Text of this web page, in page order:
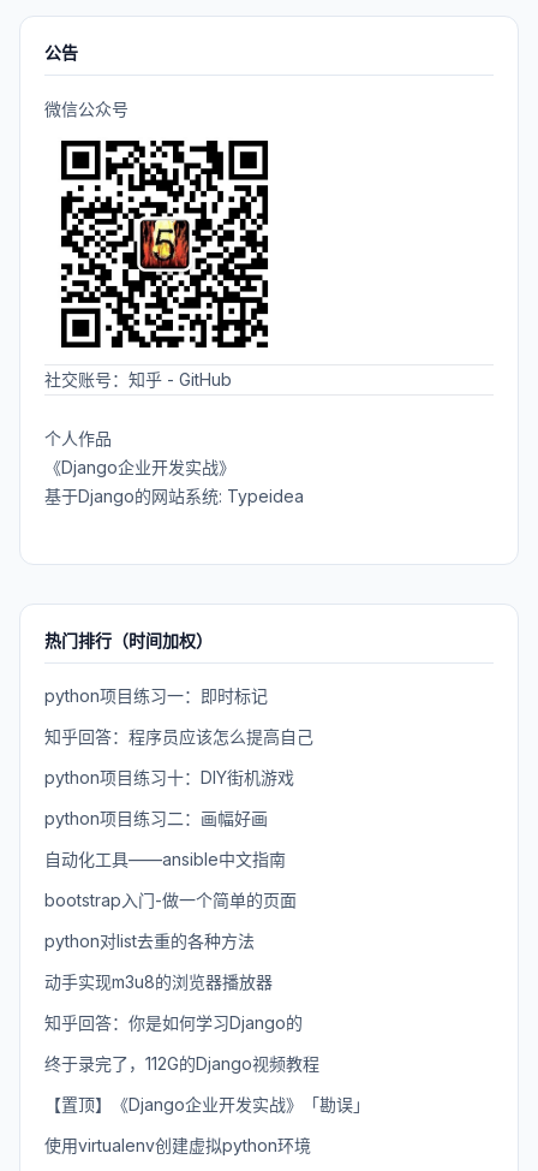
公告
微信公众号
社交账号： 知乎 - GitHub
个人作品
《Django企业开发实战》
基于Django的网站系统: Typeidea
热门排行（时间加权）
python项目练习一：即时标记
知乎回答：程序员应该怎么提高自己
python项目练习十：DIY街机游戏
python项目练习二：画幅好画
自动化工具——ansible中文指南
bootstrap入门-做一个简单的页面
python对list去重的各种方法
动手实现m3u8的浏览器播放器
知乎回答：你是如何学习Django的
终于录完了，112G的Django视频教程
【置顶】《Django企业开发实战》「勘误」
使用virtualenv创建虚拟python环境